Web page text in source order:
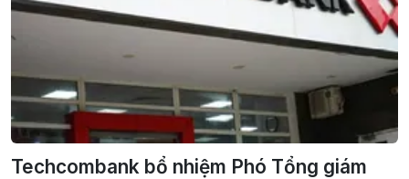
Techcombank bổ nhiệm Phó Tổng giám